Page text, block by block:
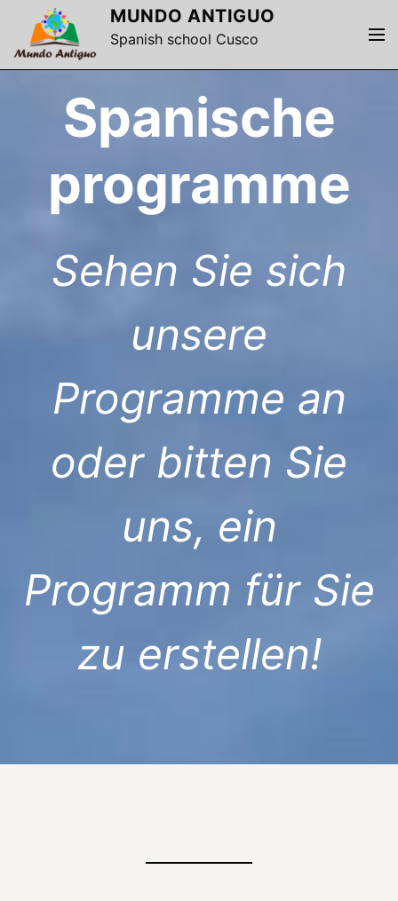
p
MUNDO ANTIGUO
Spanish school Cusco
M
Spanische
programme
Sehen Sie sich
unsere
Programme an
oder bitten Sie
uns, ein
Programm für Sie
zu erstellen!